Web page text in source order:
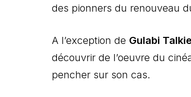
des pionners du renouveau
A l’exception de Gulabi
découvrir de l’oeuvre du
pencher sur son cas.